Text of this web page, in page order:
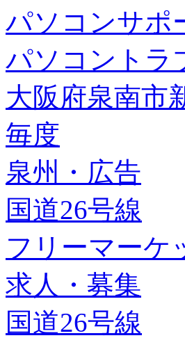
パソコンサポ
パソコントラ
大阪府泉南市
毎度
泉州・広告
国道26号線
フリーマーケ
求人・募集
国道26号線